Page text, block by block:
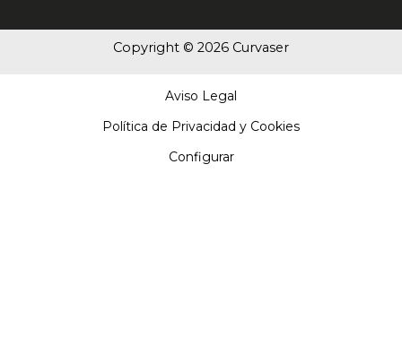
Copyright © 2026 Curvaser
Aviso Legal
Política de Privacidad y Cookies
Configurar